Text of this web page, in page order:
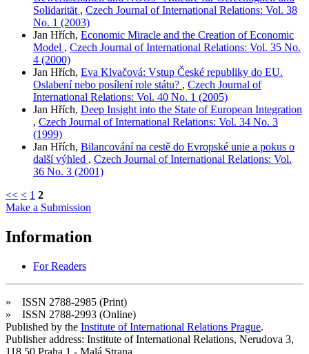
Solidarität , Czech Journal of International Relations: Vol. 38
No. 1 (2003)
Jan Hřích, Economic Miracle and the Creation of Economic
Model , Czech Journal of International Relations: Vol. 35 No.
4 (2000)
Jan Hřích, Eva Klvačová: Vstup České republiky do EU.
Oslabení nebo posílení role státu? , Czech Journal of
International Relations: Vol. 40 No. 1 (2005)
Jan Hřích, Deep Insight into the State of European Integration
, Czech Journal of International Relations: Vol. 34 No. 3
(1999)
Jan Hřích, Bilancování na cestě do Evropské unie a pokus o
další výhled , Czech Journal of International Relations: Vol.
36 No. 3 (2001)
<< < 1 2
Make a Submission
Information
For Readers
» ISSN 2788-2985 (Print)
» ISSN 2788-2993 (Online)
Published by the Institute of International Relations Prague.
Publisher address: Institute of International Relations, Nerudova 3,
118 50 Praha 1 - Malá Strana.